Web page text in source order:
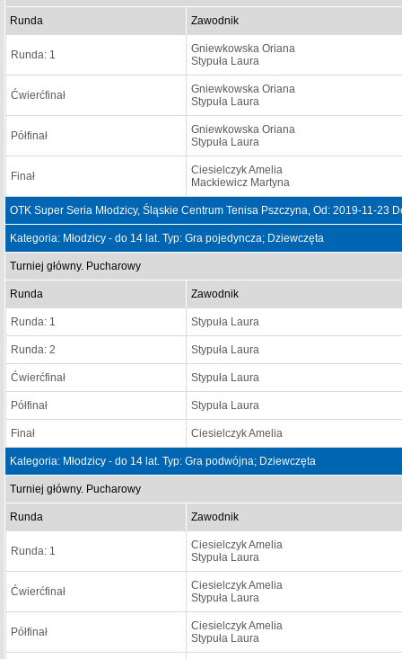
Runda Zawodnik
Runda: 1
Gniewkowska Oriana
Stypuła Laura
Ćwierćfinał
Gniewkowska Oriana
Stypuła Laura
Półfinał
Gniewkowska Oriana
Stypuła Laura
Finał
Ciesielczyk Amelia
Mackiewicz Martyna
OTK Super Seria Młodzicy, Śląskie Centrum Tenisa Pszczyna, Od: 2019-11-23
Kategoria: Młodzicy - do 14 lat. Typ: Gra pojedyncza; Dziewczęta
Turniej główny. Pucharowy
Runda Zawodnik
Runda: 1 Stypuła Laura
Runda: 2 Stypuła Laura
Ćwierćfinał Stypuła Laura
Półfinał Stypuła Laura
Finał Ciesielczyk Amelia
Kategoria: Młodzicy - do 14 lat. Typ: Gra podwójna; Dziewczęta
Turniej główny. Pucharowy
Runda Zawodnik
Runda: 1
Ciesielczyk Amelia
Stypuła Laura
Ćwierćfinał
Ciesielczyk Amelia
Stypuła Laura
Półfinał
Ciesielczyk Amelia
Stypuła Laura